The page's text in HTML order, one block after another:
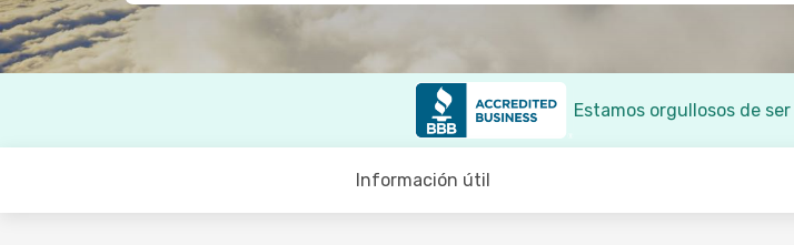
Estamos orgullosos de
Información útil